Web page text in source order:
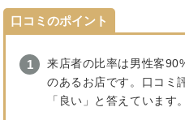
口コミのポイント
来店者の比率は男性客
のあるお店です。口コミ
「良い」と答えています。